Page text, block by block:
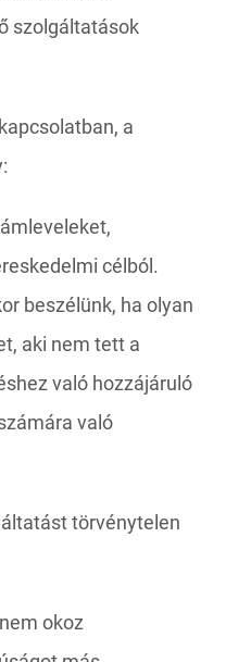
szolgáltatások
a
célból.
beszélünk, ha olyan
aki nem tett a
való hozzájáruló
való
törvénytelen
okoz